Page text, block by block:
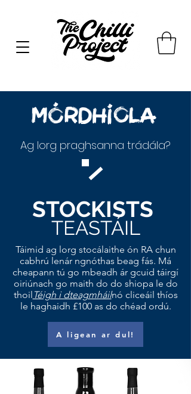
MÓRDHÍOLA
Ag lorg praghsanna trádála?
STOCKISTS
TEASTÁIL
Táimid ag lorg stocálaithe ón RA chun
cabhrú lenár ngnóthas beag fás. Má
cheapann tú go mbeadh ár gcuid táirgí
oiriúnach go maith do do shiopa le do
thoil Téigh i dteagmháilnó cliceáil thíos
le haghaidh £100 as do chéad ordú.
A ligean ar dul!